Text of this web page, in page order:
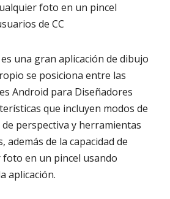
foto en un pincel
de CC
es una gran aplicación de dibujo
se posiciona entre las
Android para Diseñadores
que incluyen modos de
perspectiva y herramientas
además de la capacidad de
en un pincel usando
aplicación.